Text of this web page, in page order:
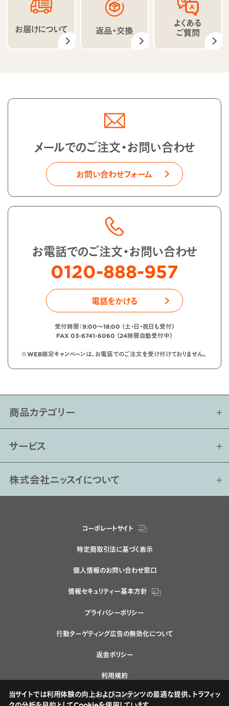
お届けについて 返品・交換
よくある
ご質問
メールでのご注文・お問い合わせ
お問い合わせフォーム
お電話でのご注文・お問い合わせ
0120-888-957
電話をかける
受付時間：9:00〜18:00 （土・日・祝日も受付）
FAX 03-6741-6060 （24時間自動受付中）
※WEB限定キャンペーンは、お電話でのご注文を受け付けておりません。
商品カテゴリー
サービス
株式会社ニッスイについて
コーポレートサイト
特定商取引法に基づく表示
個人情報のお問い合わせ窓口
情報セキュリティー基本方針
プライバシーポリシー
行動ターゲティング広告の無効化について
返金ポリシー
利用規約
ポイント利用規約
当サイトでは利用体験の向上およびコンテンツの最適な提供、トラフィッ